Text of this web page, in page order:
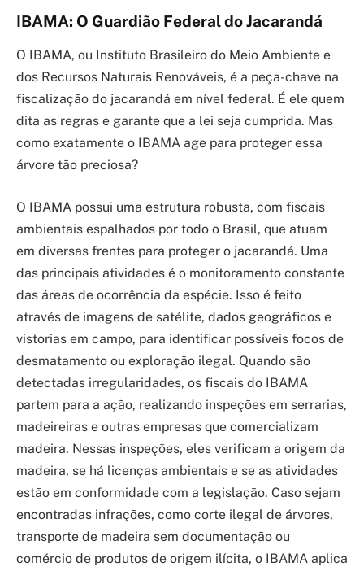
IBAMA: O Guardião Federal do Jacarandá
O IBAMA, ou Instituto Brasileiro do Meio Ambiente e
dos Recursos Naturais Renováveis, é a peça-chave na
fiscalização do jacarandá em nível federal. É ele quem
dita as regras e garante que a lei seja cumprida. Mas
como exatamente o IBAMA age para proteger essa
árvore tão preciosa?
O IBAMA possui uma estrutura robusta, com fiscais
ambientais espalhados por todo o Brasil, que atuam
em diversas frentes para proteger o jacarandá. Uma
das principais atividades é o monitoramento constante
das áreas de ocorrência da espécie. Isso é feito
através de imagens de satélite, dados geográficos e
vistorias em campo, para identificar possíveis focos de
desmatamento ou exploração ilegal. Quando são
detectadas irregularidades, os fiscais do IBAMA
partem para a ação, realizando inspeções em serrarias,
madeireiras e outras empresas que comercializam
madeira. Nessas inspeções, eles verificam a origem da
madeira, se há licenças ambientais e se as atividades
estão em conformidade com a legislação. Caso sejam
encontradas infrações, como corte ilegal de árvores,
transporte de madeira sem documentação ou
comércio de produtos de origem ilícita, o IBAMA aplica